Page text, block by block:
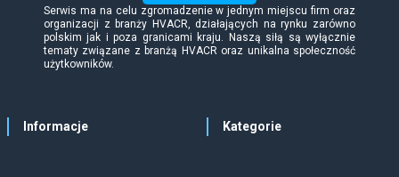
Serwis ma na celu zgromadzenie w jednym miejscu firm oraz
organizacji z branży HVACR, działających na rynku zarówno
polskim jak i poza granicami kraju. Naszą siłą są wyłącznie
tematy związane z branżą HVACR oraz unikalna społeczność
użytkowników.
Informacje Kategorie